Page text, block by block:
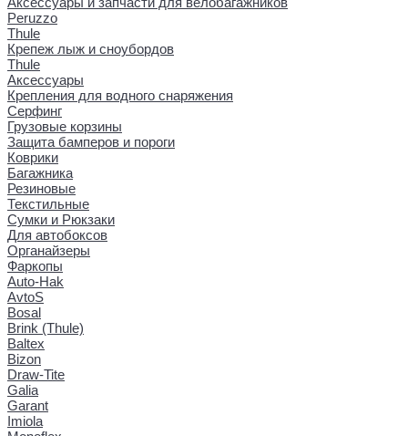
Peruzzo
Thule
Крепеж лыж и сноубордов
Thule
Аксессуары
Крепления для водного снаряжения
Серфинг
Грузовые корзины
Защита бамперов и пороги
Коврики
Багажника
Резиновые
Текстильные
Сумки и Рюкзаки
Для автобоксов
Органайзеры
Фаркопы
Auto-Hak
AvtoS
Bosal
Brink (Thule)
Baltex
Bizon
Draw-Tite
Galia
Garant
Imiola